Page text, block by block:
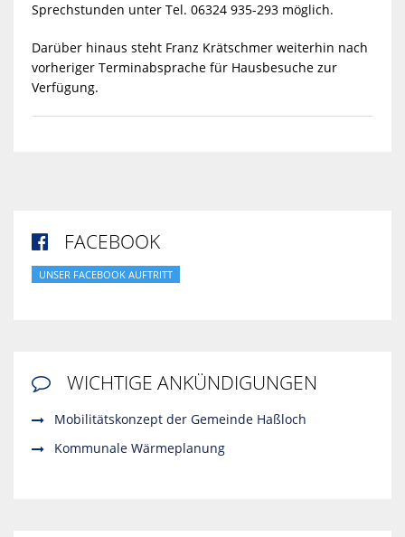
Sprechstunden unter Tel. 06324 935-293 möglich.
Darüber hinaus steht Franz Krätschmer weiterhin nach
vorheriger Terminabsprache für Hausbesuche zur
Verfügung.
 FACEBOOK
UNSER FACEBOOK AUFTRITT
 WICHTIGE ANKÜNDIGUNGEN
Mobilitätskonzept der Gemeinde Haßloch
Kommunale Wärmeplanung